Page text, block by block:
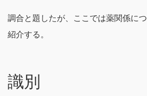
調合と題したが、ここでは薬関係に
紹介する。
識別